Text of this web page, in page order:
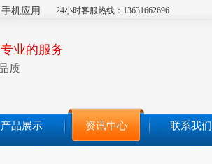
手机应用 24小时客服热线：13631662696
业的服务
质
产品展示 资讯中心 联系我们